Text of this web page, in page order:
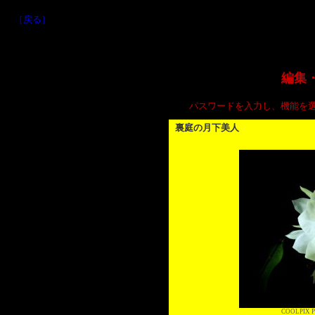
［戻る］
編集
パスワードを入力し、機能を
裏庭の月下美人
COOLPIX